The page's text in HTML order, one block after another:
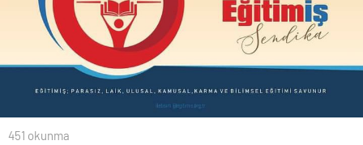
451 okunma